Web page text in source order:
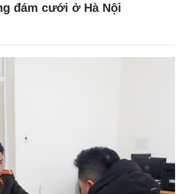
đám cưới ở Hà Nội